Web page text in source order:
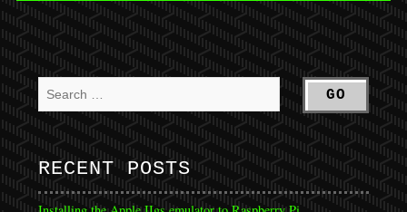
RECENT POSTS